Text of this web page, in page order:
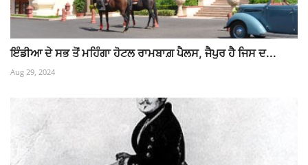
ਇੰਡੀਆ ਦੇ ਸਭ ਤੋਂ ਮਹਿੰਗਾ ਹੋਟਲ ਰਾਮਬਾਗ਼ ਪੈਲਸ, ਜੈਪੁਰ ਹੈ ਜਿਸ ਦ...
Aug 29, 2024